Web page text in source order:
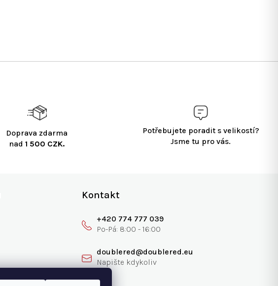
Doprava zdarma
nad1 500 CZK.
Potřebujete poradit s velikostí?
Jsme tu pro vás.
Kontakt
+420 774 777 039
doublered@doublered.eu